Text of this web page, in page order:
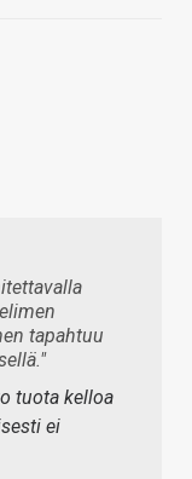
tapahtuu
tuota kelloa
ei